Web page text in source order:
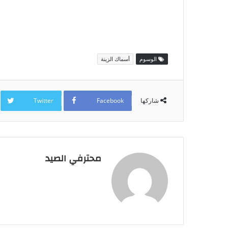
الوسوم أسماك الزينة
شاركها Facebook
Twitter
محترفي الصيد